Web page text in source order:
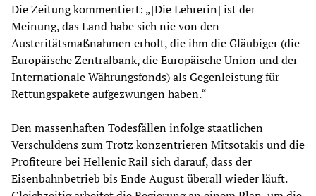
Die Zeitung kommentiert: „[Die Lehrerin] ist der
Meinung, das Land habe sich nie von den
Austeritätsmaßnahmen erholt, die ihm die Gläubiger (die
Europäische Zentralbank, die Europäische Union und der
Internationale Währungsfonds) als Gegenleistung für
Rettungspakete aufgezwungen haben.“
Den massenhaften Todesfällen infolge staatlichen
Verschuldens zum Trotz konzentrieren Mitsotakis und die
Profiteure bei Hellenic Rail sich darauf, dass der
Eisenbahnbetrieb bis Ende August überall wieder läuft.